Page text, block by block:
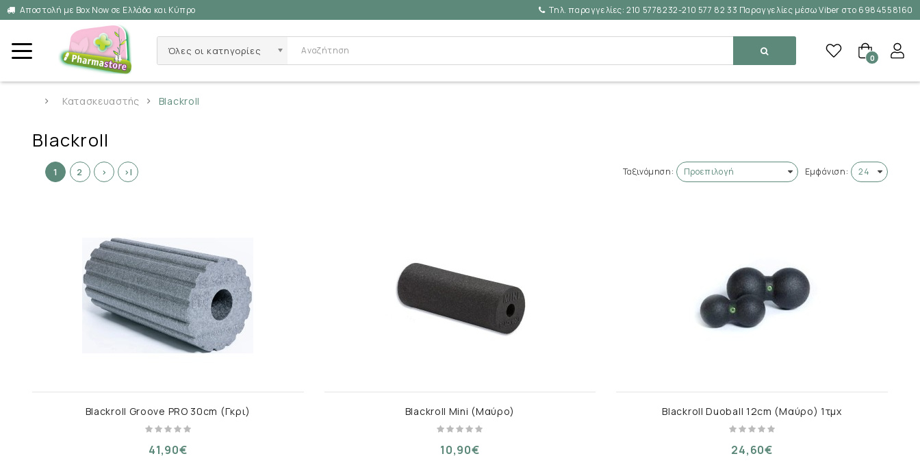
Αποστολή με Box Now σε Ελλάδα και Κύπρο Τηλ. παραγγελίες:210 5778232-210 577 82 33 Παραγγελίες μέσω Viber στο 6984558160
Όλες οι κατηγορίες
0
Κατασκευαστής Blackroll
Blackroll
1 2 > >| Ταξινόμηση: Εμφάνιση:
Blackroll Groove PRO 30cm (Γκρι)
41,90€
Blackroll Mini (Μαύρο)
10,90€
Blackroll Duoball 12cm (Μαύρο) 1τμχ
24,60€